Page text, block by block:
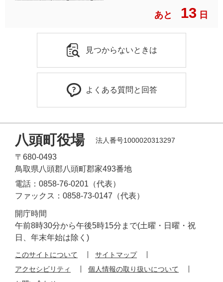
あと 13 日
見つからないときは
よくある質問と回答
八頭町役場 法人番号1000020313297
〒680-0493
鳥取県八頭郡八頭町郡家493番地
電話：0858-76-0201（代表）
ファックス：0858-73-0147（代表）
開庁時間
午前8時30分から午後5時15分まで(土曜・日曜・祝
日、年末年始は除く)
このサイトについて
サイトマップ
アクセシビリティ
個人情報の取り扱いについて